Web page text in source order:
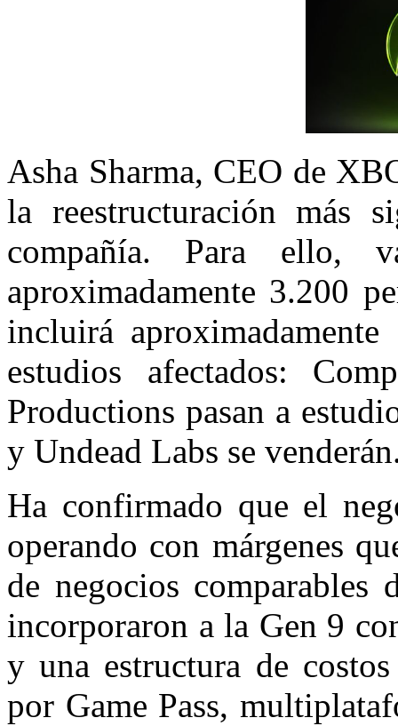
Asha Sharma, CEO de
la reestructuración más
compañía. Para ello,
aproximadamente 3.200
incluirá
estudios afectados:
Productions pasan a
y Undead Labs se
Ha confirmado que el
operando con márgenes
de negocios comparables
incorporaron a la Gen 9
y una estructura de
por Game Pass,